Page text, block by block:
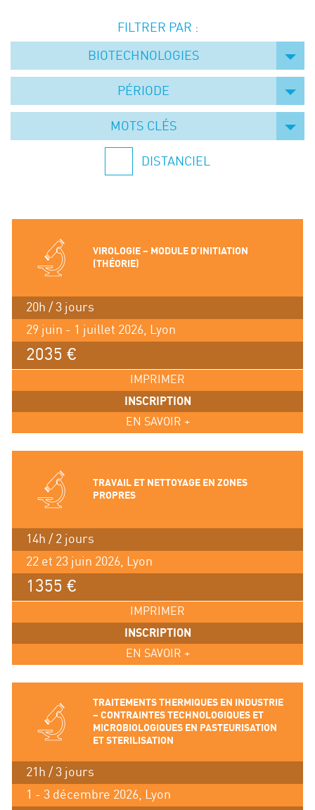
Symposium on Chain Transfer Catalysis for
sustainability – September 15 and 16, 2026
FRENCH-CHINESE CONFERENCE ON GREEN
Contacts
FILTRER PAR :
BIOTECHNOLOGIES
PÉRIODE
MOTS CLÉS
DISTANCIEL
VIROLOGIE – MODULE D’INITIATION
(THÉORIE)
20h / 3 jours
29 juin - 1 juillet 2026, Lyon
2035 €
IMPRIMER
INSCRIPTION
EN SAVOIR +
TRAVAIL ET NETTOYAGE EN ZONES
PROPRES
14h / 2 jours
22 et 23 juin 2026, Lyon
1355 €
IMPRIMER
INSCRIPTION
EN SAVOIR +
TRAITEMENTS THERMIQUES EN INDUSTRIE
– CONTRAINTES TECHNOLOGIQUES ET
MICROBIOLOGIQUES EN PASTEURISATION
ET STERILISATION
21h / 3 jours
1 - 3 décembre 2026, Lyon